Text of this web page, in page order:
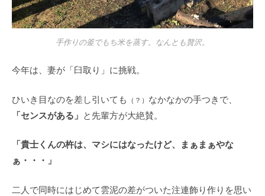
手作りの釜でもち米を蒸す。なんとも贅沢。
今年は、妻が「臼取り」に挑戦。
ひいき目なのを差し引いても （？） なかなかの手つきで、
「センスがある」 と先輩方が大絶賛。
「貴士くんの杵は、マシにはなったけど、まぁまぁやな
ぁ・・・」
二人で同時にはじめて雲泥の差がついた注連飾り作りを思い